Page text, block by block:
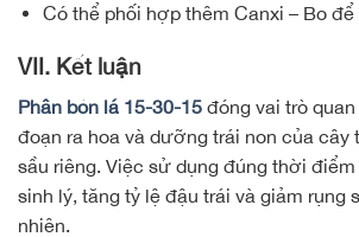
Có thể phối hợp thêm Canxi – Bo
VII. Kết luận
Phân bón lá 15-30-15 đóng vai trò
đoạn ra hoa và dưỡng trái non của cây
sầu riêng. Việc sử dụng đúng thời
sinh lý, tăng tỷ lệ đậu trái và giảm rụng
nhiên.